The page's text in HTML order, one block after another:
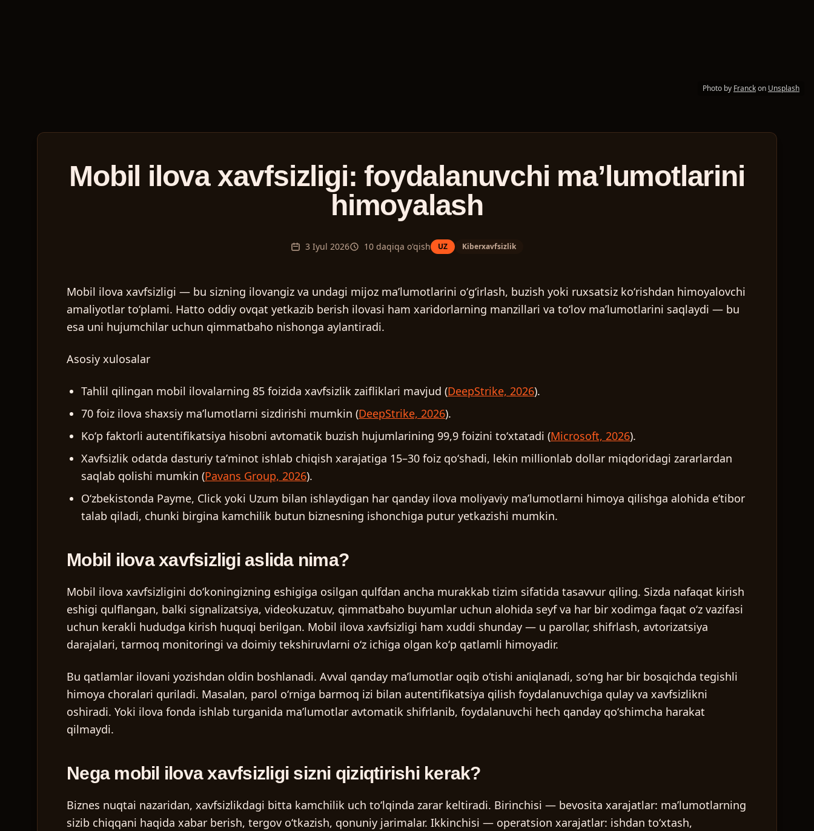
Photo by Franckon Unsplash
Mobil ilova xavfsizligi: foydalanuvchi maʼlumotlarini
himoyalash
3 Iyul 2026 10 daqiqa o'qish UZ Kiberxavfsizlik
Mobil ilova xavfsizligi — bu sizning ilovangiz va undagi mijoz maʼlumotlarini oʻgʻirlash, buzish yoki ruxsatsiz koʻrishdan himoyalovchi
amaliyotlar toʻplami. Hatto oddiy ovqat yetkazib berish ilovasi ham xaridorlarning manzillari va toʻlov maʼlumotlarini saqlaydi — bu
esa uni hujumchilar uchun qimmatbaho nishonga aylantiradi.
Asosiy xulosalar
Tahlil qilingan mobil ilovalarning 85 foizida xavfsizlik zaifliklari mavjud (DeepStrike, 2026).
70 foiz ilova shaxsiy maʼlumotlarni sizdirishi mumkin (DeepStrike, 2026).
Koʻp faktorli autentifikatsiya hisobni avtomatik buzish hujumlarining 99,9 foizini toʻxtatadi (Microsoft, 2026).
Xavfsizlik odatda dasturiy taʼminot ishlab chiqish xarajatiga 15–30 foiz qoʻshadi, lekin millionlab dollar miqdoridagi zararlardan
saqlab qolishi mumkin (Pavans Group, 2026).
Oʻzbekistonda Payme, Click yoki Uzum bilan ishlaydigan har qanday ilova moliyaviy maʼlumotlarni himoya qilishga alohida eʼtibor
talab qiladi, chunki birgina kamchilik butun biznesning ishonchiga putur yetkazishi mumkin.
Mobil ilova xavfsizligi aslida nima?
Mobil ilova xavfsizligini doʻkoningizning eshigiga osilgan qulfdan ancha murakkab tizim sifatida tasavvur qiling. Sizda nafaqat kirish
eshigi qulflangan, balki signalizatsiya, videokuzatuv, qimmatbaho buyumlar uchun alohida seyf va har bir xodimga faqat oʻz vazifasi
uchun kerakli hududga kirish huquqi berilgan. Mobil ilova xavfsizligi ham xuddi shunday — u parollar, shifrlash, avtorizatsiya
darajalari, tarmoq monitoringi va doimiy tekshiruvlarni oʻz ichiga olgan koʻp qatlamli himoyadir.
Bu qatlamlar ilovani yozishdan oldin boshlanadi. Avval qanday maʼlumotlar oqib oʻtishi aniqlanadi, soʻng har bir bosqichda tegishli
himoya choralari quriladi. Masalan, parol oʻrniga barmoq izi bilan autentifikatsiya qilish foydalanuvchiga qulay va xavfsizlikni
oshiradi. Yoki ilova fonda ishlab turganida maʼlumotlar avtomatik shifrlanib, foydalanuvchi hech qanday qoʻshimcha harakat
qilmaydi.
Nega mobil ilova xavfsizligi sizni qiziqtirishi kerak?
Biznes nuqtai nazaridan, xavfsizlikdagi bitta kamchilik uch toʻlqinda zarar keltiradi. Birinchisi — bevosita xarajatlar: maʼlumotlarning
sizib chiqqani haqida xabar berish, tergov oʻtkazish, qonuniy jarimalar. Ikkinchisi — operatsion xarajatlar: ishdan toʻxtash,